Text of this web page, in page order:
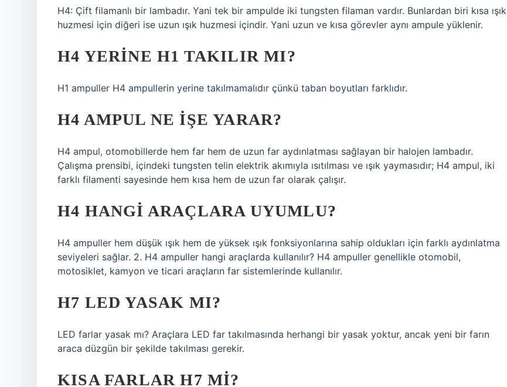
H4: Çift filamanlı bir lambadır. Yani tek bir ampulde iki tungsten filaman vardır. Bunlardan biri kısa ışık
huzmesi için diğeri ise uzun ışık huzmesi içindir. Yani uzun ve kısa görevler aynı ampule yüklenir.
H4 YERINE H1 TAKILIR MI?
H1 ampuller H4 ampullerin yerine takılmamalıdır çünkü taban boyutları farklıdır.
H4 AMPUL NE IŞE YARAR?
H4 ampul, otomobillerde hem far hem de uzun far aydınlatması sağlayan bir halojen lambadır.
Çalışma prensibi, içindeki tungsten telin elektrik akımıyla ısıtılması ve ışık yaymasıdır; H4 ampul, iki
farklı filamenti sayesinde hem kısa hem de uzun far olarak çalışır.
H4 HANGI ARAÇLARA UYUMLU?
H4 ampuller hem düşük ışık hem de yüksek ışık fonksiyonlarına sahip oldukları için farklı aydınlatma
seviyeleri sağlar. 2. H4 ampuller hangi araçlarda kullanılır? H4 ampuller genellikle otomobil,
motosiklet, kamyon ve ticari araçların far sistemlerinde kullanılır.
H7 LED YASAK MI?
LED farlar yasak mı? Araçlara LED far takılmasında herhangi bir yasak yoktur, ancak yeni bir farın
araca düzgün bir şekilde takılması gerekir.
KISA FARLAR H7 MI?